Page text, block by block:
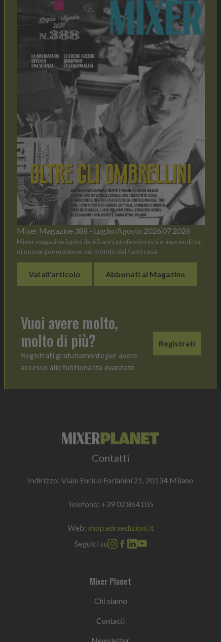
Mixer Magazine 388 - Luglio/Agosto 2026 07 2026
Mixer magazine ispira da 40 anni professionisti e imprenditori
di nuova generazione nel mondo del fuori casa
Vai all'articolo Abbonati al Magazine
Vuoi avere molto,
molto di più?
Registrati gratuitamente per avere
accesso alle funzionalità avanzate
Registrati
Contatti
Indirizzo: Viale Enrico Forlanini 21, 20134 Milano
Telefono: +39 02 864105
Web: shop.edraedizioni.it
Seguici su
Mixer Planet
Chi siamo
Contatti
Newsletter